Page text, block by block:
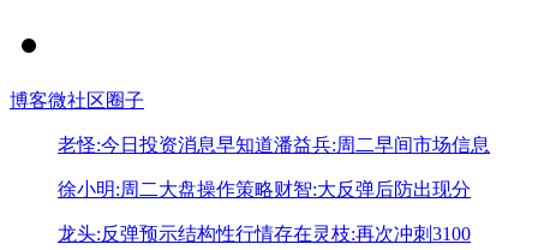
博客微社区圈子
老怪:今日投资消息早知道潘益兵:周二早间市场信息
徐小明:周二大盘操作策略财智:大反弹后防出现分
龙头:反弹预示结构性行情存在灵枝:再次冲刺3100